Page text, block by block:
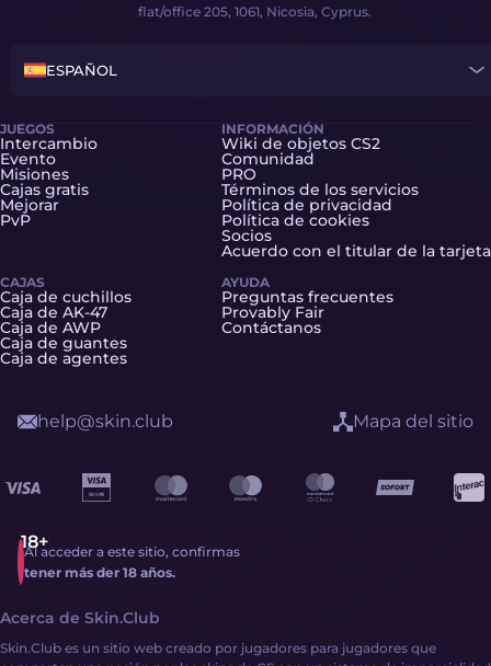
flat/office 205, 1061, Nicosia, Cyprus.
ESPAÑOL
JUEGOS
Intercambio
Evento
Misiones
Cajas gratis
Mejorar
PvP
CAJAS
Caja de cuchillos
Caja de AK-47
Caja de AWP
Caja de guantes
Caja de agentes
INFORMACIÓN
Wiki de objetos CS2
Comunidad
PRO
Términos de los servicios
Política de privacidad
Política de cookies
Socios
Acuerdo con el titular de la tarjeta
AYUDA
Preguntas frecuentes
Provably Fair
Contáctanos
Al acceder a este sitio, confirmas
tener más der 18 años.
help@skin.club Mapa del sitio
Acerca de Skin.Club
Skin.Club es un sitio web creado por jugadores para jugadores que